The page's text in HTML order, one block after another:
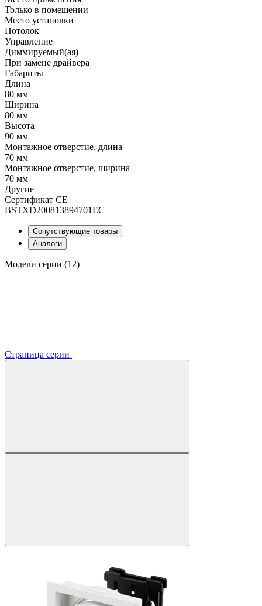
Только в помещении
Место установки
Потолок
Управление
Диммируемый(ая)
При замене драйвера
Габариты
Длина
80 мм
Ширина
80 мм
Высота
90 мм
Монтажное отверстие, длина
70 мм
Монтажное отверстие, ширина
70 мм
Другие
Сертификат CE
BSTXD200813894701EC
Сопутствующие товары
Аналоги
Модели серии (12)
Страница серии